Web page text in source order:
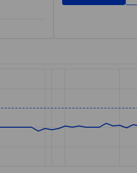
285 to 340.